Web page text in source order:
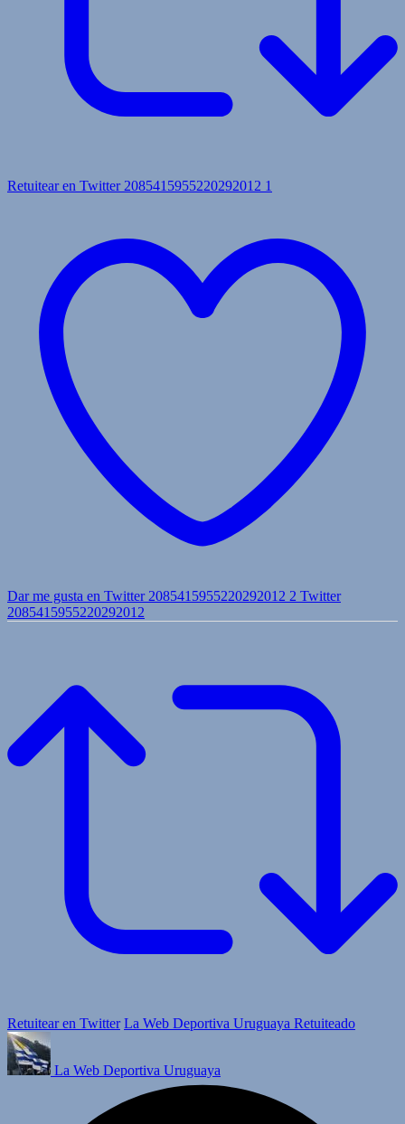
Retuitear en Twitter 2085415955220292012 1
Dar me gusta en Twitter 2085415955220292012 2 Twitter
2085415955220292012
Retuitear en Twitter La Web Deportiva Uruguaya Retuiteado
La Web Deportiva Uruguaya